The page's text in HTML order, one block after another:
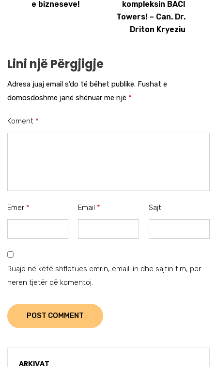
e bizneseve!
kompleksin BACI
Towers! – Can. Dr.
Driton Kryeziu
Lini një Përgjigje
Adresa juaj email s’do të bëhet publike. Fushat e
domosdoshme janë shënuar me një *
Koment *
Emër * Email * Sajt
Ruaje në këtë shfletues emrin, email-in dhe sajtin tim, për
herën tjetër që komentoj.
POST COMMENT
ARKIVAT